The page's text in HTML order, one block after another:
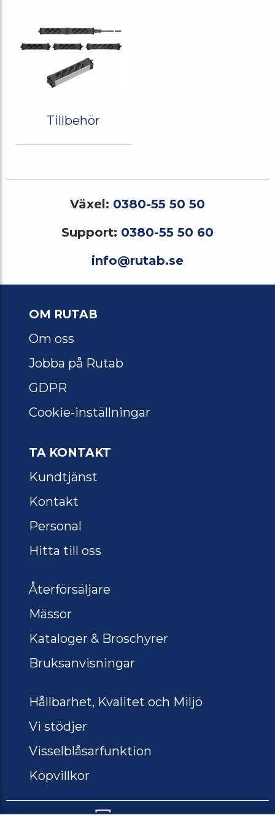
Tillbehör
Växel: 0380-55 50 50
Support: 0380-55 50 60
info@rutab.se
OM RUTAB
Om oss
Jobba på Rutab
GDPR
Cookie-inställningar
TA KONTAKT
Kundtjänst
Kontakt
Personal
Hitta till oss
Återförsäljare
Mässor
Kataloger & Broschyrer
Bruksanvisningar
Hållbarhet, Kvalitet och Miljö
Vi stödjer
Visselblåsarfunktion
Köpvillkor